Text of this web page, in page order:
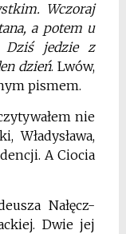
Wczoraj
a potem u
Dziś jedzie z
dzień. Lwów,
pismem.
nie
Władysława,
A Ciocia
Nałęcz-
Dwie jej